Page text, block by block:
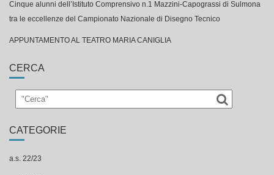
Cinque alunni dell’Istituto Comprensivo n.1 Mazzini-Capograssi di Sulmona
tra le eccellenze del Campionato Nazionale di Disegno Tecnico
APPUNTAMENTO AL TEATRO MARIA CANIGLIA
CERCA
CATEGORIE
a.s. 22/23